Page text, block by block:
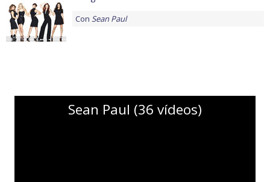
Con Sean Paul
Sean Paul (36 vídeos)